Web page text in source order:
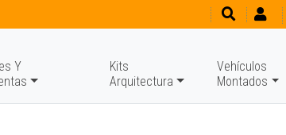
Y
Kits
Arquitectura
Vehículos
Montados